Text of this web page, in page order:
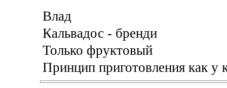
Влад
Кальвадос - бренди
Только фруктовый
Принцип приготовления как у